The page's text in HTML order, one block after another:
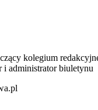
kolegium
i administrator biuletynu